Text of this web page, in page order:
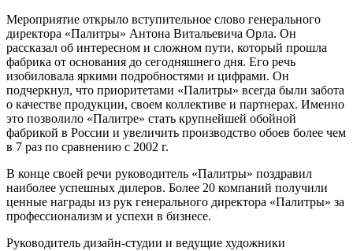
Мероприятие открыло вступительное слово генерального
директора «Палитры» Антона Витальевича Орла. Он
рассказал об интересном и сложном пути, который прошла
фабрика от основания до сегодняшнего дня. Его речь
изобиловала яркими подробностями и цифрами. Он
подчеркнул, что приоритетами «Палитры» всегда были забота
о качестве продукции, своем коллективе и партнерах. Именно
это позволило «Палитре» стать крупнейшей обойной
фабрикой в России и увеличить производство обоев более чем
в 7 раз по сравнению с 2002 г.
В конце своей речи руководитель «Палитры» поздравил
наиболее успешных дилеров. Более 20 компаний получили
ценные награды из рук генерального директора «Палитры» за
профессионализм и успехи в бизнесе.
Руководитель дизайн-студии и ведущие художники